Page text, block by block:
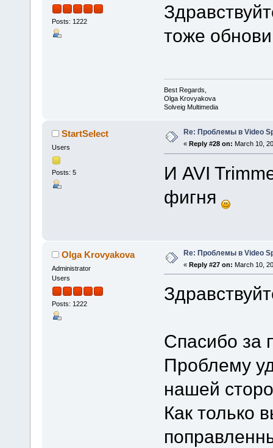
Posts: 1222
тоже
Best Regards,
Olga Krovyakova
Solveig Multimedia
StartSelect
Users
Posts: 5
Re: Проблемы в Video
« Reply #28 on: March 10,
И AVI
фигня
Olga Krovyakova
Administrator
Users
Posts: 1222
Re: Проблемы в Video
« Reply #27 on: March 10,
Спасибо за
Проблему
нашей
Как только